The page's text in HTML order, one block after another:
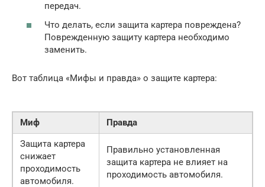
передач.
Что делать, если защита картера повреждена?
Поврежденную защиту картера необходимо
заменить.
Вот таблица «Мифы и правда» о защите картера:
Миф
Правда
Защита картера
снижает
проходимость
автомобиля.
Правильно установленная
защита картера не влияет на
проходимость автомобиля.